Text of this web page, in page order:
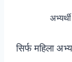
सिर्फ महिला